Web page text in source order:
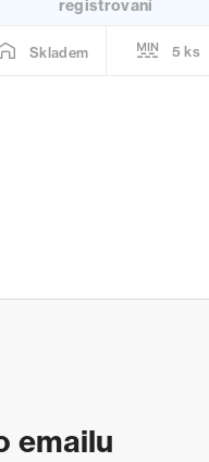
registrovaní
Skladem 5 ks
emailu